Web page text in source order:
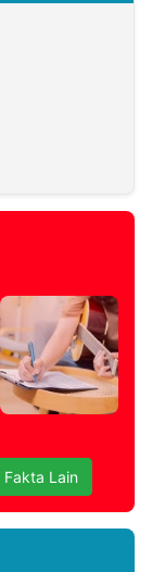
Lain